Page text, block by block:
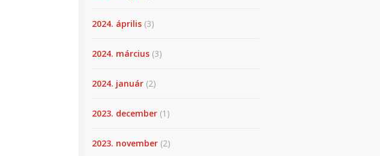
2024. április (3)
2024. március (3)
2024. január (2)
2023. december (1)
2023. november (2)